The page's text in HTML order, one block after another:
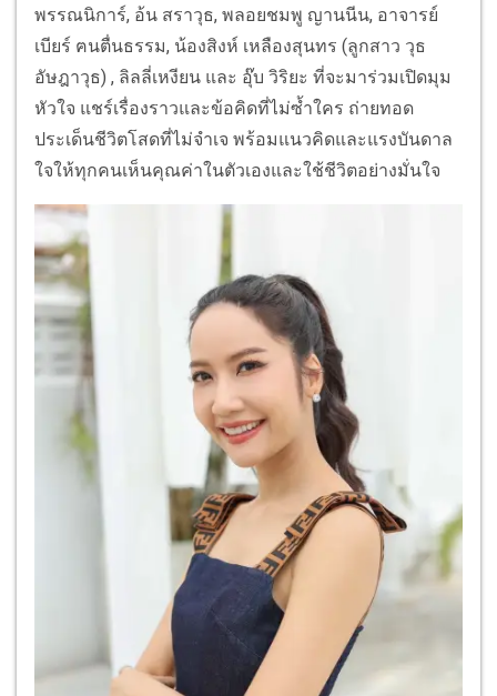
พรรณนิการ์, อ้น สราวุธ, พลอยชมพู ญานนีน, อาจารย์
เบียร์ ฅนตื่นธรรม, น้องสิงห์ เหลืองสุนทร (ลูกสาว วุธ
อัษฎาวุธ) , ลิลลี่เหงียน และ อุ๊บ วิริยะ ที่จะมาร่วมเปิดมุม
หัวใจ แชร์เรื่องราวและข้อคิดที่ไม่ซ้ำใคร ถ่ายทอด
ประเด็นชีวิตโสดที่ไม่จำเจ พร้อมแนวคิดและแรงบันดาล
ใจให้ทุกคนเห็นคุณค่าในตัวเองและใช้ชีวิตอย่างมั่นใจ